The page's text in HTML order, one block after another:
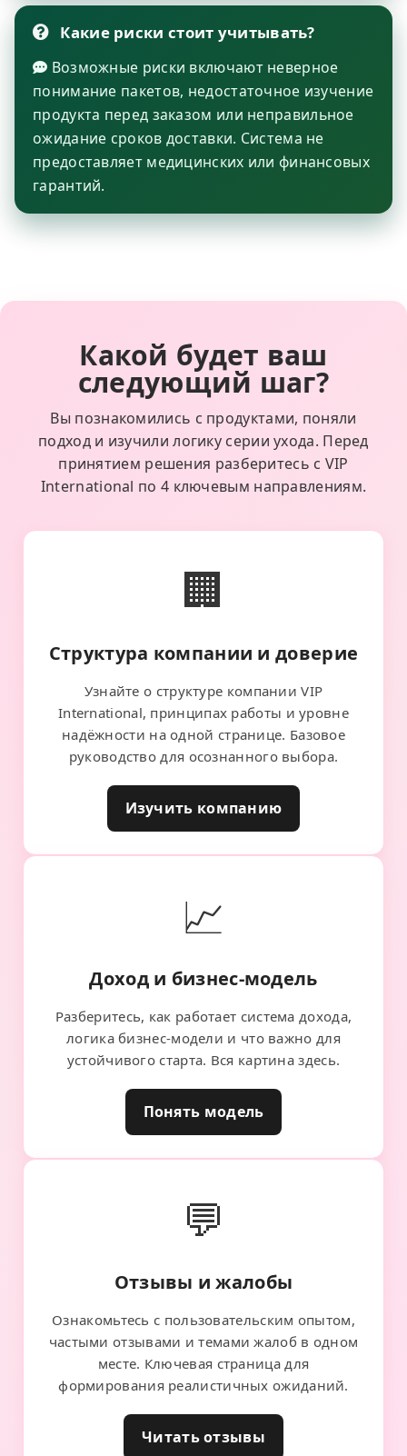
Какие риски стоит учитывать?
Возможные риски включают неверное
понимание пакетов, недостаточное изучение
продукта перед заказом или неправильное
ожидание сроков доставки. Система не
предоставляет медицинских или финансовых
гарантий.
Какой будет ваш
следующий шаг?
Вы познакомились с продуктами, поняли
подход и изучили логику серии ухода. Перед
принятием решения разберитесь с VIP
International по 4 ключевым направлениям.
🏢
Структура компании и доверие
Узнайте о структуре компании VIP
International, принципах работы и уровне
надёжности на одной странице. Базовое
руководство для осознанного выбора.
Изучить компанию
📈
Доход и бизнес-модель
Разберитесь, как работает система дохода,
логика бизнес-модели и что важно для
устойчивого старта. Вся картина здесь.
Понять модель
💬
Отзывы и жалобы
Ознакомьтесь с пользовательским опытом,
частыми отзывами и темами жалоб в одном
месте. Ключевая страница для
формирования реалистичных ожиданий.
Читать отзывы